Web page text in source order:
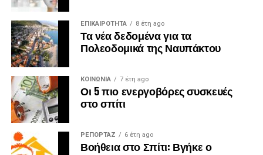
ΕΠΙΚΑΙΡΟΤΗΤΑ 8 έτη ago
Τα νέα δεδομένα για τα
Πολεοδομικά της Ναυπάκτου
ΚΟΙΝΩΝΙΑ 7 έτη ago
Οι 5 πιο ενεργοβόρες συσκευές
στο σπίτι
ΡΕΠΟΡΤΑΖ 6 έτη ago
Βοήθεια στο Σπίτι: Βγήκε ο